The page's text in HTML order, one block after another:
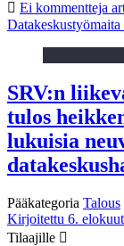
Ei kommentteja
Datakeskustyömaita
SRV:n
tulos
lukuisia
Pääkategoria Talous
Kirjoitettu 6.
Tilaajille